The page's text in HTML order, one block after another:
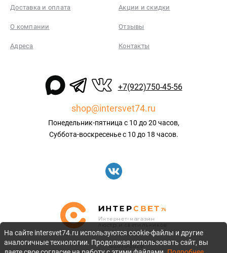
Доставка и оплата Акции и скидки
О компании Отзывы
Адреса Контакты
+7(922)750-45-56
shop@intersvet74.ru
Понедельник-пятница с 10 до 20 часов,
Суббота-воскресенье с 10 до 18 часов.
©2010-2026
На сайте intersvet74.ru используются cookie-файлы и другие
аналогичные технологии. Продолжая использовать сайт, вы